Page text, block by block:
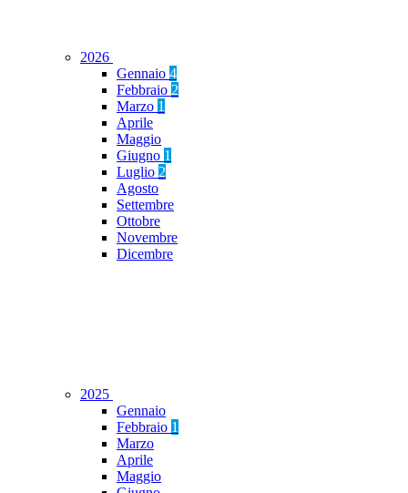
2026
Gennaio 4
Febbraio 2
Marzo 1
Aprile
Maggio
Giugno 1
Luglio 2
Agosto
Settembre
Ottobre
Novembre
Dicembre
2025
Gennaio
Febbraio 1
Marzo
Aprile
Maggio